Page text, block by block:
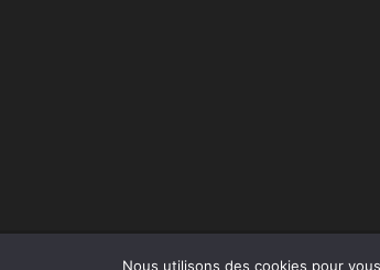
Copyright 2022 |VisioLine.TV | Tous droits
Nous utilisons des cookies pour